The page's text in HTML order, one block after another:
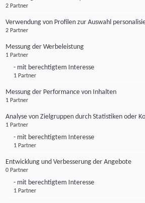
2 Partner
Verwendung von Profilen zur Auswahl
2 Partner
Messung der Werbeleistung
1 Partner
- mit berechtigtem Interesse
1 Partner
Messung der Performance von Inhalten
1 Partner
Analyse von Zielgruppen durch Statistiken oder
1 Partner
- mit berechtigtem Interesse
1 Partner
Entwicklung und Verbesserung der Angebote
0 Partner
- mit berechtigtem Interesse
1 Partner